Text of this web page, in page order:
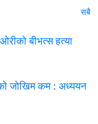
सबै
बीभत्स हत्या
जोखिम कम : अध्ययन